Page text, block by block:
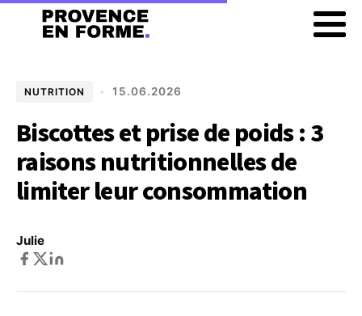
NUTRITION • 15.06.2026
Biscottes et prise de poids : 3
raisons nutritionnelles de
limiter leur consommation
Julie